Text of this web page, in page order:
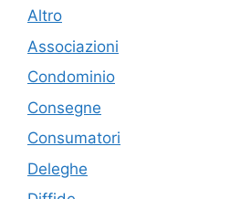
Altro
Associazioni
Condominio
Consegne
Consumatori
Deleghe